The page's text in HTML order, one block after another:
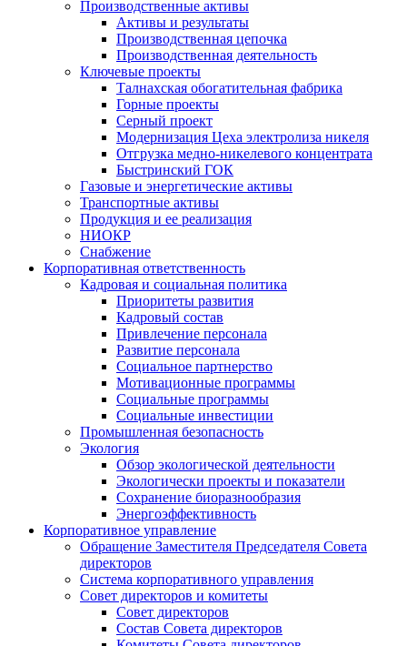
Производственные активы
Активы и результаты
Производственная цепочка
Производственная деятельность
Ключевые проекты
Талнахская обогатительная фабрика
Горные проекты
Серный проект
Модернизация Цеха электролиза никеля
Отгрузка медно-никелевого концентрата
Быстринский ГОК
Газовые и энергетические активы
Транспортные активы
Продукция и ее реализация
НИОКР
Снабжение
Корпоративная ответственность
Кадровая и социальная политика
Приоритеты развития
Кадровый состав
Привлечение персонала
Развитие персонала
Социальное партнерство
Мотивационные программы
Социальные программы
Социальные инвестиции
Промышленная безопасность
Экология
Обзор экологической деятельности
Экологически проекты и показатели
Сохранение биоразнообразия
Энергоэффективность
Корпоративное управление
Обращение Заместителя Председателя Совета
директоров
Система корпоративного управления
Совет директоров и комитеты
Совет директоров
Состав Совета директоров